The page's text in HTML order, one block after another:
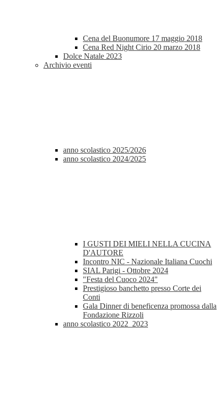
Cena del Buonumore 17 maggio 2018
Cena Red Night Cirio 20 marzo 2018
Dolce Natale 2023
Archivio eventi
anno scolastico 2025/2026
anno scolastico 2024/2025
I GUSTI DEI MIELI NELLA CUCINA
D'AUTORE
Incontro NIC - Nazionale Italiana Cuochi
SIAL Parigi - Ottobre 2024
"Festa del Cuoco 2024"
Prestigioso banchetto presso Corte dei
Conti
Gala Dinner di beneficenza promossa dalla
Fondazione Rizzoli
anno scolastico 2022_2023